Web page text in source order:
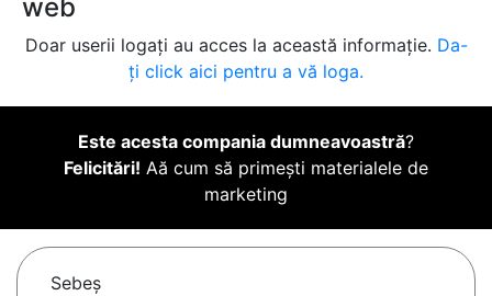
web
Doar userii logați au acces la această informație. Da-
ți click aici pentru a vă loga.
Este acesta compania dumneavoastră?
Felicitări! Aă cum să primești materialele de
marketing
Sebeş